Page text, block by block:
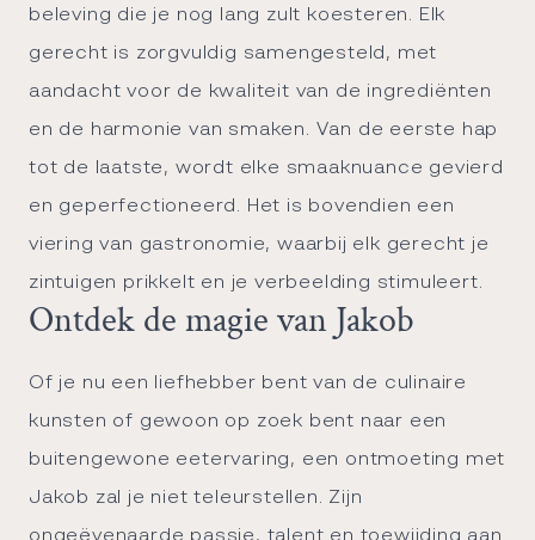
beleving die je nog lang zult koesteren. Elk
gerecht is zorgvuldig samengesteld, met
aandacht voor de kwaliteit van de ingrediënten
en de harmonie van smaken. Van de eerste hap
tot de laatste, wordt elke smaaknuance gevierd
en geperfectioneerd. Het is bovendien een
viering van gastronomie, waarbij elk gerecht je
zintuigen prikkelt en je verbeelding stimuleert.
Ontdek de magie van Jakob
Of je nu een liefhebber bent van de culinaire
kunsten of gewoon op zoek bent naar een
buitengewone eetervaring, een ontmoeting met
Jakob zal je niet teleurstellen. Zijn
ongeëvenaarde passie, talent en toewijding aan